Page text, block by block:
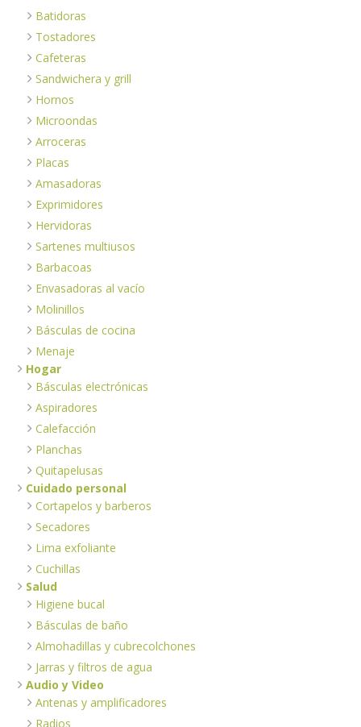
Batidoras
Tostadores
Cafeteras
Sandwichera y grill
Hornos
Microondas
Arroceras
Placas
Amasadoras
Exprimidores
Hervidoras
Sartenes multiusos
Barbacoas
Envasadoras al vacío
Molinillos
Básculas de cocina
Menaje
Hogar
Básculas electrónicas
Aspiradores
Calefacción
Planchas
Quitapelusas
Cuidado personal
Cortapelos y barberos
Secadores
Lima exfoliante
Cuchillas
Salud
Higiene bucal
Básculas de baño
Almohadillas y cubrecolchones
Jarras y filtros de agua
Audio y Video
Antenas y amplificadores
Radios